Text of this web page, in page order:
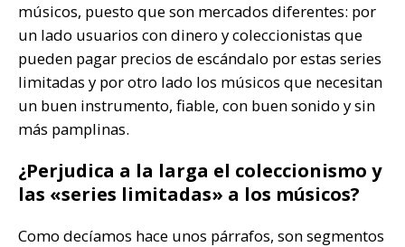
músicos, puesto que son mercados diferentes: por
un lado usuarios con dinero y coleccionistas que
pueden pagar precios de escándalo por estas series
limitadas y por otro lado los músicos que necesitan
un buen instrumento, fiable, con buen sonido y sin
más pamplinas.
¿Perjudica a la larga el coleccionismo y
las «series limitadas» a los músicos?
Como decíamos hace unos párrafos, son segmentos